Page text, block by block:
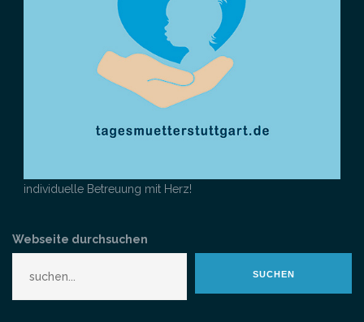
individuelle Betreuung mit Herz!
Webseite durchsuchen
SUCHEN